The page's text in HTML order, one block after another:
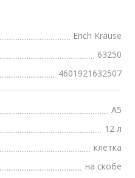
Erich Krause
63250
4601921632507
А5
12 л
клетка
на скобе